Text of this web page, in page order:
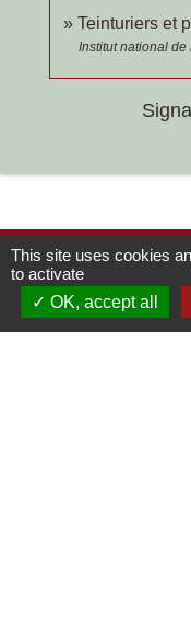
Teinturiers et
Institut national
Contacts
This site uses cookies
to activate
OK, accept all